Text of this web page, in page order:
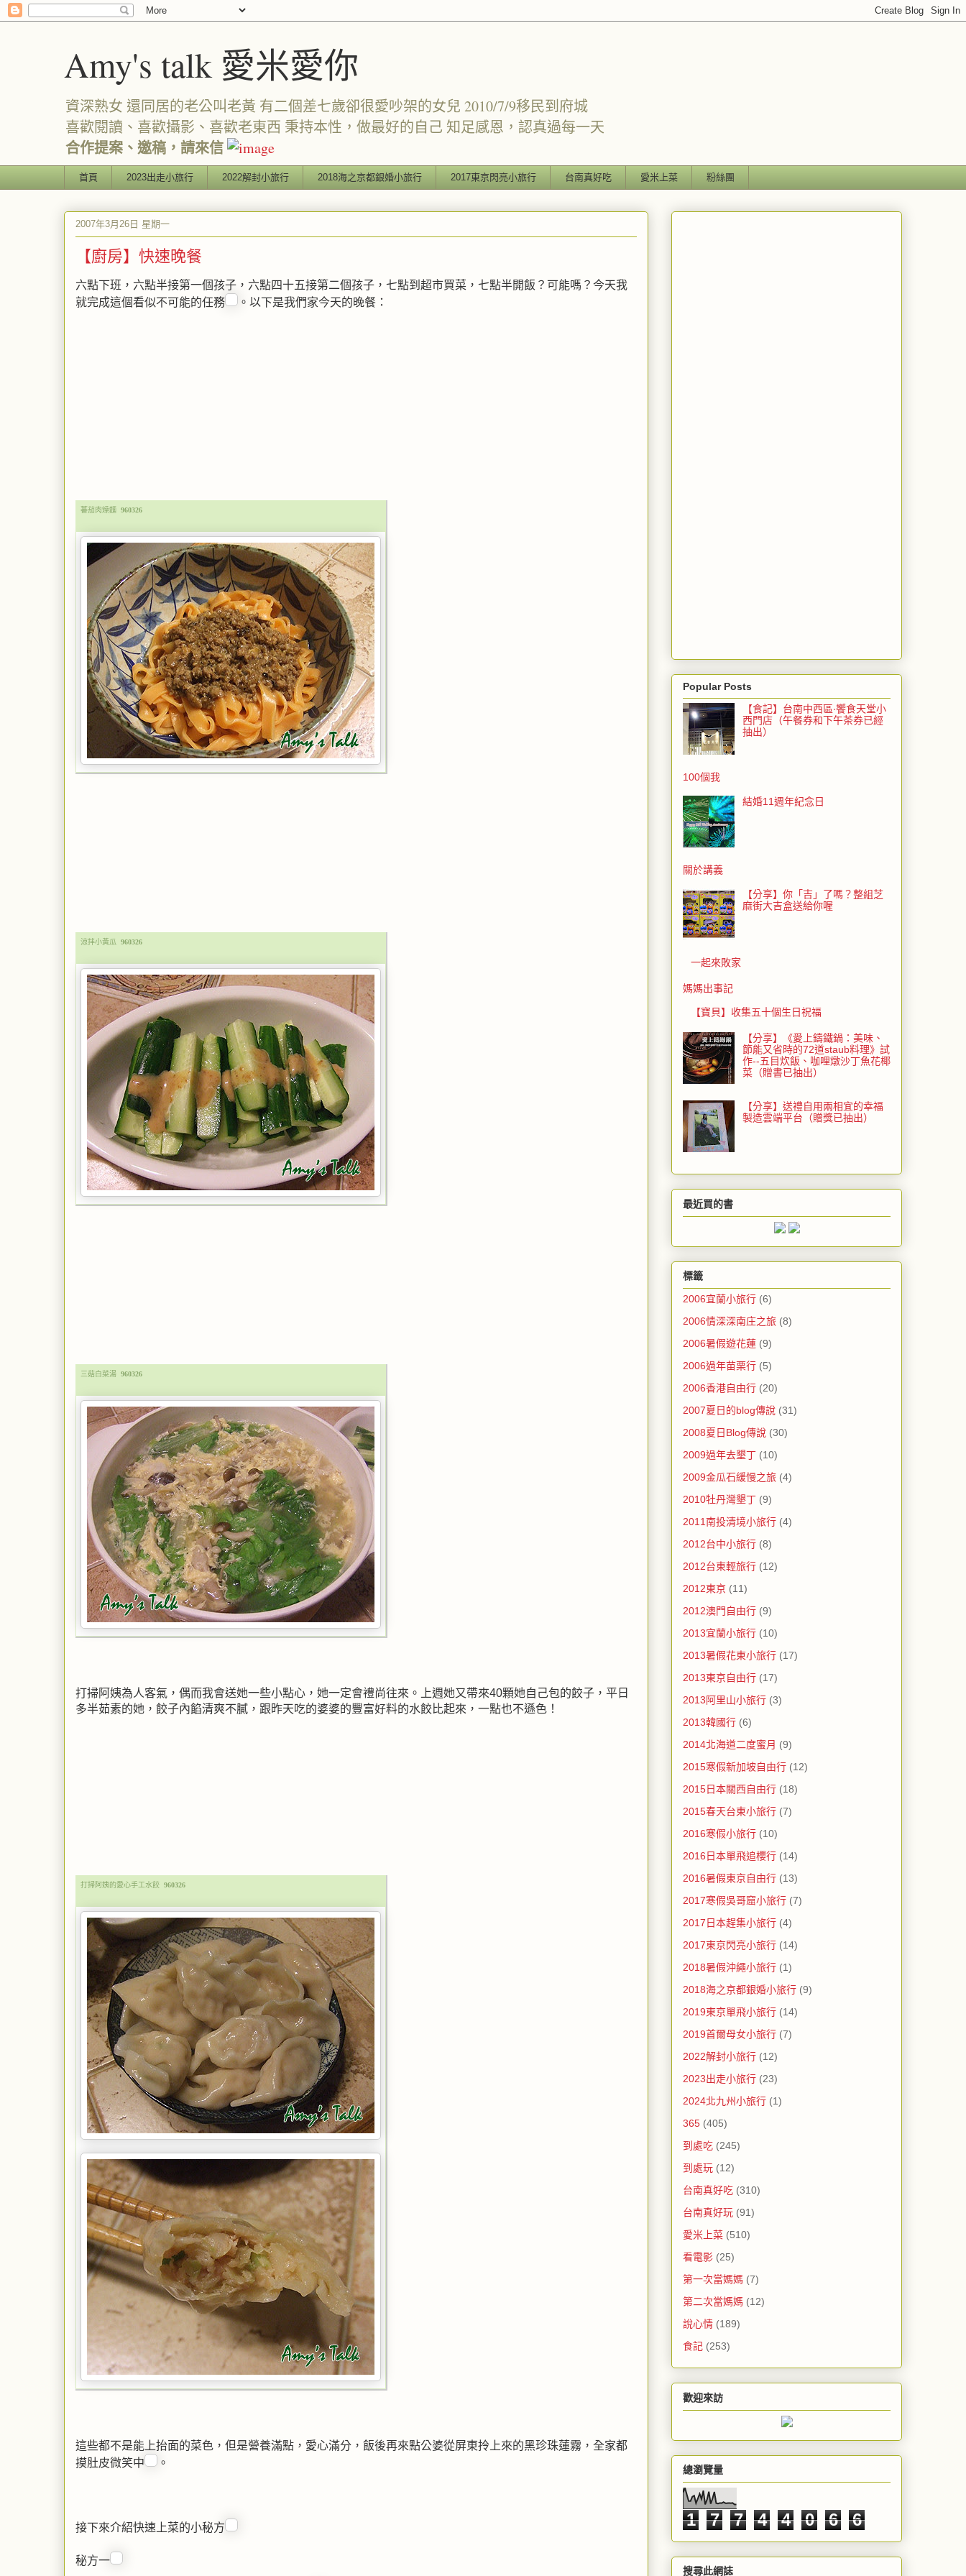
Amy's talk 愛米愛你
資深熟女 還同居的老公叫老黃 有二個差七歲卻很愛吵架的女兒 2010/7/9移民到府城
喜歡閱讀、喜歡攝影、喜歡老東西 秉持本性，做最好的自己 知足感恩，認真過每一天
合作提案、邀稿，請來信
首頁 2023出走小旅行 2022解封小旅行 2018海之京都銀婚小旅行 2017東京閃亮小旅行 台南真好吃 愛米上菜 粉絲團
2007年3月26日 星期一
【廚房】快速晚餐
六點下班，六點半接第一個孩子，六點四十五接第二個孩子，七點到超市買菜，七點半開飯？可能嗎？今天我
就完成這個看似不可能的任務
。以下是我們家今天的晚餐：
蕃茄肉燥麵 960326
涼拌小黃瓜 960326
三菇白菜湯 960326
打掃阿姨為人客氣，偶而我會送她一些小點心，她一定會禮尚往來。上週她又帶來40顆她自己包的餃子，平日
多半茹素的她，餃子內餡清爽不膩，跟昨天吃的婆婆的豐富好料的水餃比起來，一點也不遜色！
打掃阿姨的愛心手工水餃 960326
這些都不是能上抬面的菜色，但是營養滿點，愛心滿分，飯後再來點公婆從屏東拎上來的黑珍珠蓮霧，全家都
摸肚皮微笑中
。
接下來介紹快速上菜的小秘方
秘方一
Popular Posts
【食記】台南中西區‧饗食天堂小
西門店（午餐券和下午茶券已經
抽出）
100個我
結婚11週年紀念日
關於講義
【分享】你「吉」了嗎？整組芝
麻街大吉盒送給你喔
一起來敗家
媽媽出事記
【寶貝】收集五十個生日祝福
【分享】《愛上鑄鐵鍋：美味、
節能又省時的72道staub料理》試
作--五目炊飯、咖哩燉沙丁魚花椰
菜（贈書已抽出）
【分享】送禮自用兩相宜的幸福
製造雲端平台（贈獎已抽出）
最近買的書
標籤
2006宜蘭小旅行 (6)
2006情深深南庄之旅 (8)
2006暑假遊花蓮 (9)
2006過年苗栗行 (5)
2006香港自由行 (20)
2007夏日的blog傳說 (31)
2008夏日Blog傳說 (30)
2009過年去墾丁 (10)
2009金瓜石緩慢之旅 (4)
2010牡丹灣墾丁 (9)
2011南投清境小旅行 (4)
2012台中小旅行 (8)
2012台東輕旅行 (12)
2012東京 (11)
2012澳門自由行 (9)
2013宜蘭小旅行 (10)
2013暑假花東小旅行 (17)
2013東京自由行 (17)
2013阿里山小旅行 (3)
2013韓國行 (6)
2014北海道二度蜜月 (9)
2015寒假新加坡自由行 (12)
2015日本關西自由行 (18)
2015春天台東小旅行 (7)
2016寒假小旅行 (10)
2016日本單飛追櫻行 (14)
2016暑假東京自由行 (13)
2017寒假吳哥窟小旅行 (7)
2017日本趕集小旅行 (4)
2017東京閃亮小旅行 (14)
2018暑假沖繩小旅行 (1)
2018海之京都銀婚小旅行 (9)
2019東京單飛小旅行 (14)
2019首爾母女小旅行 (7)
2022解封小旅行 (12)
2023出走小旅行 (23)
2024北九州小旅行 (1)
365 (405)
到處吃 (245)
到處玩 (12)
台南真好吃 (310)
台南真好玩 (91)
愛米上菜 (510)
看電影 (25)
第一次當媽媽 (7)
第二次當媽媽 (12)
說心情 (189)
食記 (253)
歡迎來訪
總瀏覽量
1 7 7 4 4 0 6 6
搜尋此網誌